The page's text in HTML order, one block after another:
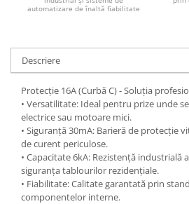
Controlere pentru automatizari
Convertizoare frecvenţă
Invertoare (Convertizoare)
Accesorii convertizoare frecventa
Senzori
Cabluri senzori
Senzori inductivi
Senzori optici
Senzori presiune
automatizare de înaltă fiabilitate
Descriere
Protecție 16A (Curbă C) - Soluția
• Versatilitate: Ideal pentru prize unde
electrice sau motoare mici.
• Siguranță 30mA: Barieră de protecție
de curent periculose.
• Capacitate 6kA: Rezistență industrială
siguranța tablourilor rezidențiale.
• Fiabilitate: Calitate garantată prin
componentelor interne.